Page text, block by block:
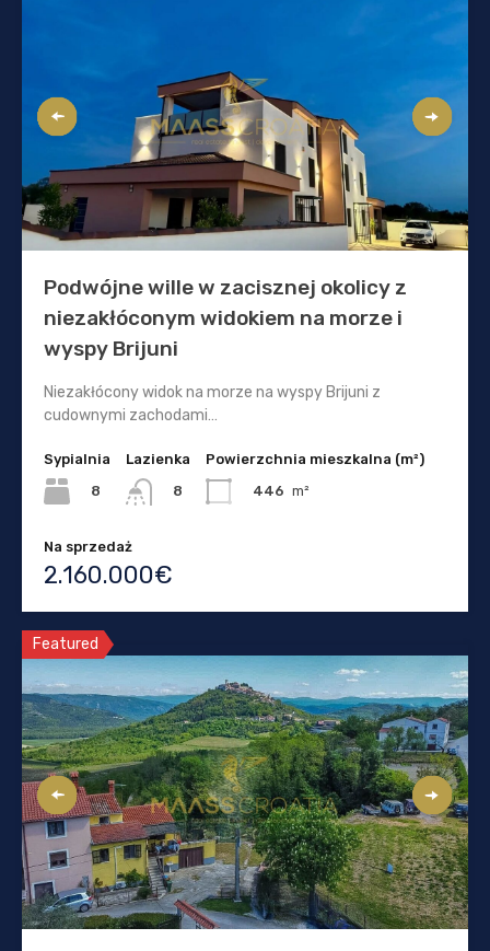
Podwójne wille w zacisznej okolicy z
niezakłóconym widokiem na morze i
wyspy Brijuni
Niezakłócony widok na morze na wyspy Brijuni z
cudownymi zachodami…
Sypialnia
8
Lazienka
8
Powierzchnia mieszkalna (m²)
446 m²
Na sprzedaż
2.160.000€
Featured